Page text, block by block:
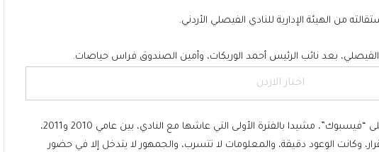
من الهيئة الإدارية للنادي الفيصلي الأردني.
الفيصلي، بعد نائب الرئيس أحمد الوريكات، وأمين الصندوق فراس حياصات.
اخبار الاردن
وكتب الحجاج عبر صفحته الشخصية على “فيسبوك”، مشيدا بالفترة الأولى التي عاشها مع النادي، بين عامي 2010 و2011،
وكانت الوعود دقيقة، والمعلومات لا تتسرب، والجمهور لا يتدخل إلا في حضور